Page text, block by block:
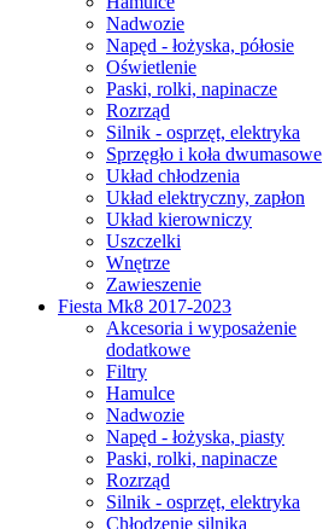
Nadwozie
Napęd - łożyska, półosie
Oświetlenie
Paski, rolki, napinacze
Rozrząd
Silnik - osprzęt, elektryka
Sprzęgło i koła dwumasowe
Układ chłodzenia
Układ elektryczny, zapłon
Układ kierowniczy
Uszczelki
Wnętrze
Zawieszenie
Fiesta Mk8 2017-2023
Akcesoria i wyposażenie
dodatkowe
Filtry
Hamulce
Nadwozie
Napęd - łożyska, piasty
Paski, rolki, napinacze
Rozrząd
Silnik - osprzęt, elektryka
Chłodzenie silnika